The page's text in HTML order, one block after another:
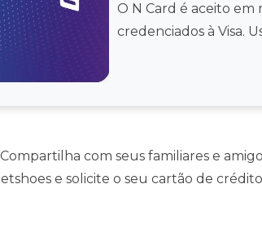
O N Card é aceito
credenciados à Visa.
com seus familiares e
e solicite o seu cartão de